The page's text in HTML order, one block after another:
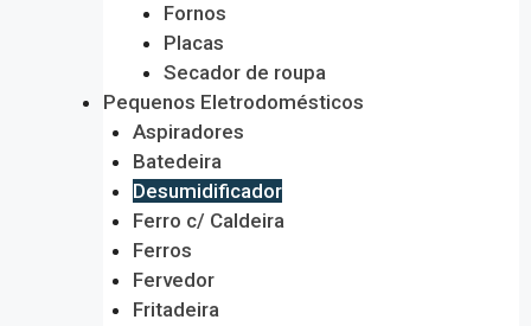
Fornos
Placas
Secador de roupa
Pequenos Eletrodomésticos
Aspiradores
Batedeira
Desumidificador
Ferro c/ Caldeira
Ferros
Fervedor
Fritadeira